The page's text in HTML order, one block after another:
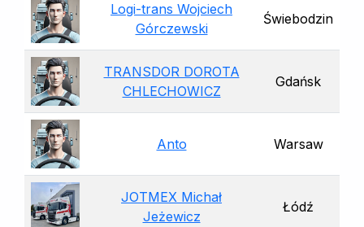
Logi-trans Wojciech
Górczewski
Świebodzin
TRANSDOR DOROTA
CHLECHOWICZ
Gdańsk
Anto Warsaw
JOTMEX Michał
Jeżewicz
Łódź